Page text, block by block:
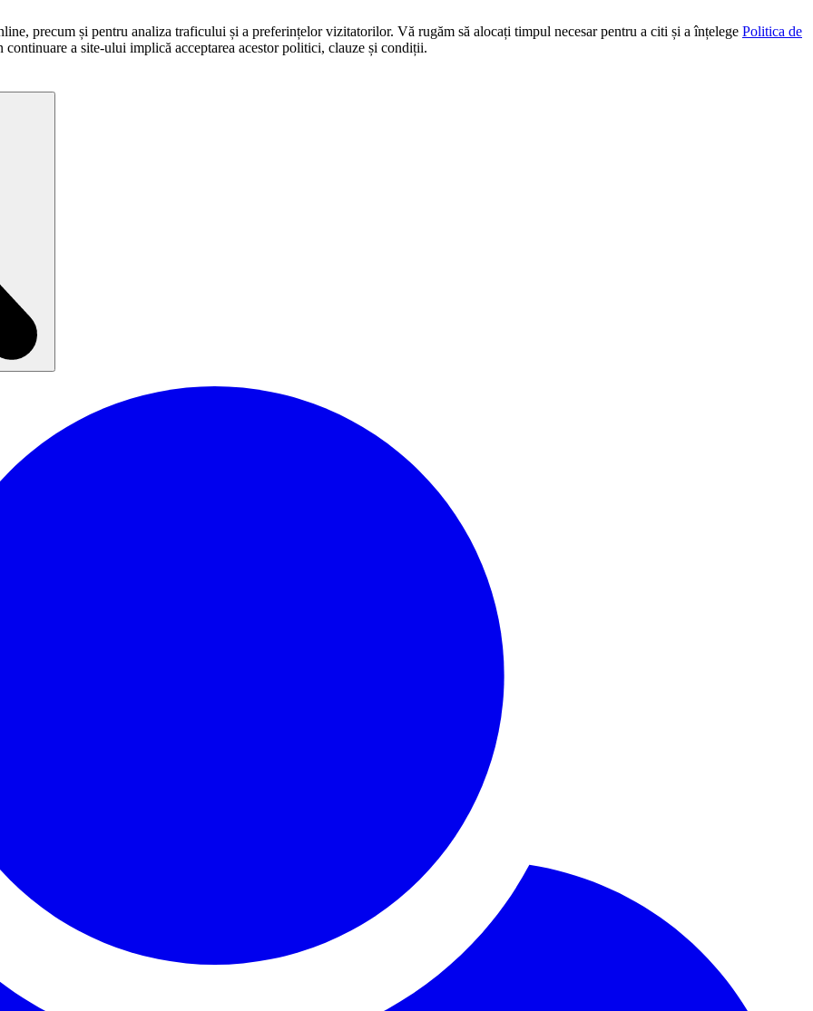
precum și pentru analiza traficului și a preferințelor vizitatorilor. Vă rugăm să alocați timpul necesar pentru a citi și a înțelege Politica de
continuare a site-ului implică acceptarea acestor politici, clauze și condiții.